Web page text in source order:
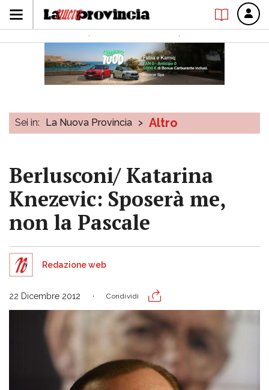
Sei in: La Nuova Provincia > Altro
Berlusconi/ Katarina
Knezevic: Sposerà me,
non la Pascale
Redazione web
22 Dicembre 2012 Condividi